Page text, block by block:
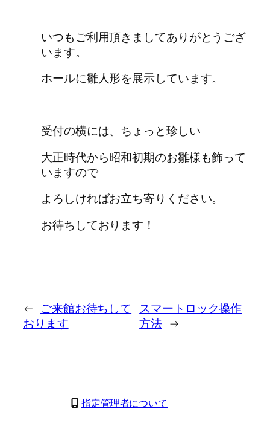
いつもご利用頂きましてありがとうござ
います。
ホールに雛人形を展示しています。
受付の横には、ちょっと珍しい
大正時代から昭和初期のお雛様も飾って
いますので
よろしければお立ち寄りください。
お待ちしております！
← ご来館お待ちして
おります
スマートロック操作
方法 →
指定管理者について